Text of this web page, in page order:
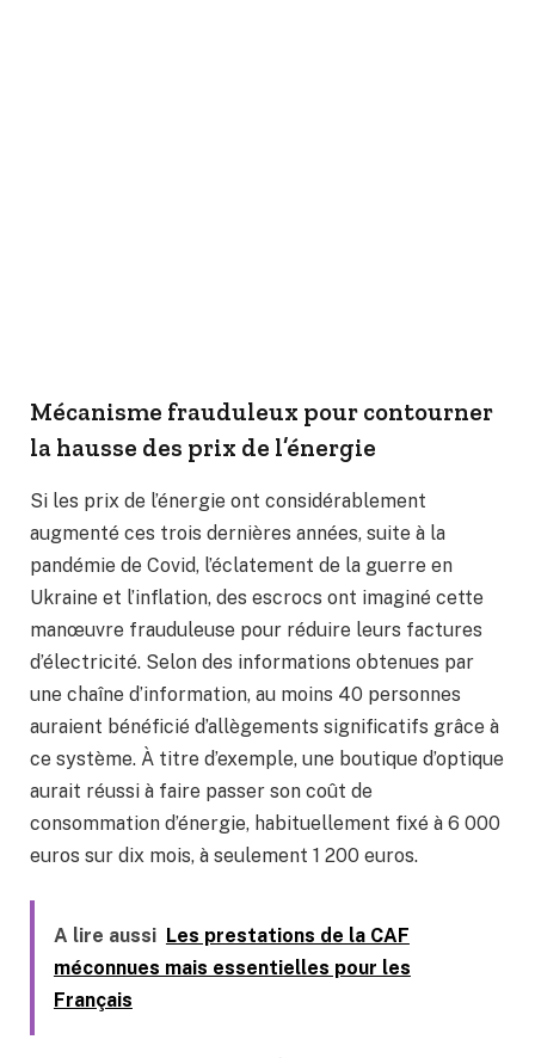
Mécanisme frauduleux pour contourner
la hausse des prix de l’énergie
Si les prix de l’énergie ont considérablement
augmenté ces trois dernières années, suite à la
pandémie de Covid, l’éclatement de la guerre en
Ukraine et l’inflation, des escrocs ont imaginé cette
manœuvre frauduleuse pour réduire leurs factures
d’électricité. Selon des informations obtenues par
une chaîne d’information, au moins 40 personnes
auraient bénéficié d’allègements significatifs grâce à
ce système. À titre d’exemple, une boutique d’optique
aurait réussi à faire passer son coût de
consommation d’énergie, habituellement fixé à 6 000
euros sur dix mois, à seulement 1 200 euros.
A lire aussi Les prestations de la CAF
méconnues mais essentielles pour les
Français